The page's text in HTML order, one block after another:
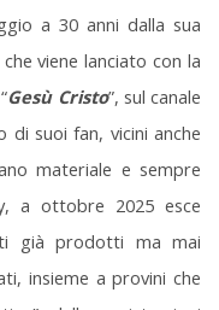
a 30 anni dalla sua
viene lanciato con la
Gesù Cristo”, sul canale
di suoi fan, vicini anche
materiale e sempre
a ottobre 2025 esce
già prodotti ma mai
insieme a provini che